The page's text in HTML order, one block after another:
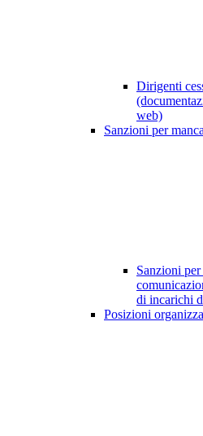
Dirigenti
web)
Sanzioni per
Sanzioni
di incarichi
Posizioni